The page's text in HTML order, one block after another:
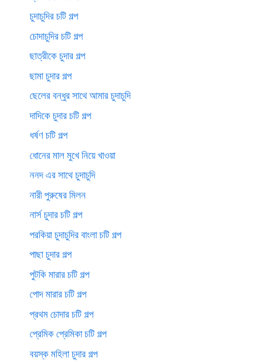
চুদাচুদির চটি গল্প
চোদাচুদির চটি গল্প
ছাত্রীকে চুদার গল্প
ছামা চুদার গল্প
ছেলের বন্ধুর সাথে আমার চুদাচুদি
দাদিকে চুদার চটি গল্প
ধর্ষণ চটি গল্প
ধোনের মাল মুখে নিয়ে খাওয়া
ননদ এর সাথে চুদাচুদি
নারী পুরুষের মিলন
নার্স চুদার চটি গল্প
পরকিয়া চুদাচুদির বাংলা চটি গল্প
পাছা চুদার গল্প
পুটকি মারার চটি গল্প
পোদ মারার চটি গল্প
প্রথম চোদার চটি গল্প
প্রেমিক প্রেমিকা চটি গল্প
বয়স্ক মহিলা চুদার গল্প